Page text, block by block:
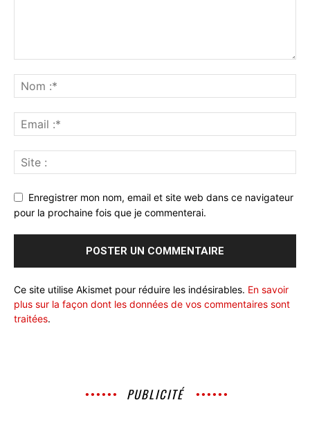
Enregistrer mon nom, email et site web dans ce navigateur
pour la prochaine fois que je commenterai.
Ce site utilise Akismet pour réduire les indésirables. En savoir
plus sur la façon dont les données de vos commentaires sont
traitées.
PUBLICITÉ